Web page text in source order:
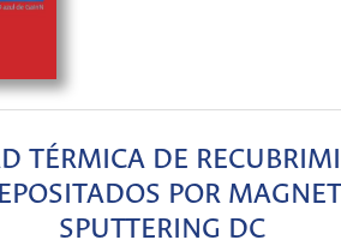
TÉRMICA DE
POR
SPUTTERING DC